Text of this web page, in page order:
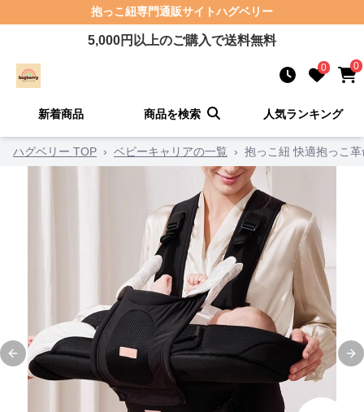
抱っこ紐専門通販サイトハグベリー
5,000円以上のご購入で送料無料
0 0
新着商品 商品を検索 人気ランキング
ハグベリー TOP › ベビーキャリアの一覧 › 抱っこ紐 快適抱っこ
Previous slide